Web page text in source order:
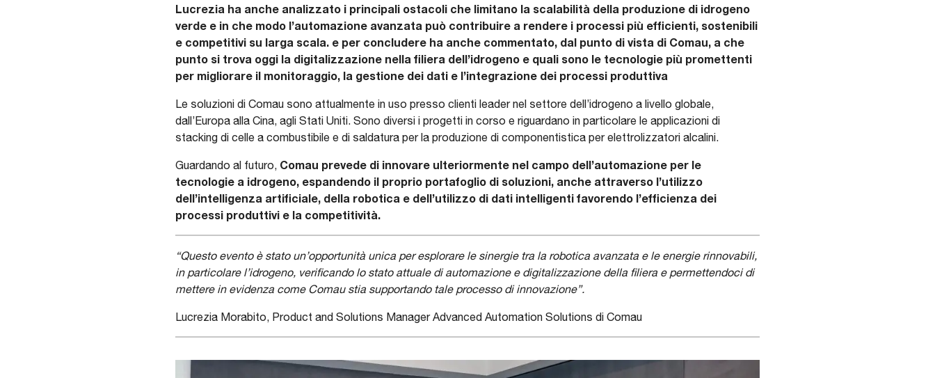
Lucrezia ha anche analizzato i principali ostacoli che limitano la scalabilità della produzione di idrogeno
verde e in che modo l’automazione avanzata può contribuire a rendere i processi più efficienti, sostenibili
e competitivi su larga scala. e per concludere ha anche commentato, dal punto di vista di Comau, a che
punto si trova oggi la digitalizzazione nella filiera dell’idrogeno e quali sono le tecnologie più promettenti
per migliorare il monitoraggio, la gestione dei dati e l’integrazione dei processi produttiva
Le soluzioni di Comau sono attualmente in uso presso clienti leader nel settore dell’idrogeno a livello globale,
dall’Europa alla Cina, agli Stati Uniti. Sono diversi i progetti in corso e riguardano in particolare le applicazioni di
stacking di celle a combustibile e di saldatura per la produzione di componentistica per elettrolizzatori alcalini.
Guardando al futuro, Comau prevede di innovare ulteriormente nel campo dell’automazione per le
tecnologie a idrogeno, espandendo il proprio portafoglio di soluzioni, anche attraverso l’utilizzo
dell’intelligenza artificiale, della robotica e dell’utilizzo di dati intelligenti favorendo l’efficienza dei
processi produttivi e la competitività.
“Questo evento è stato un’opportunità unica per esplorare le sinergie tra la robotica avanzata e le energie rinnovabili,
in particolare l’idrogeno, verificando lo stato attuale di automazione e digitalizzazione della filiera e permettendoci di
mettere in evidenza come Comau stia supportando tale processo di innovazione”.
Lucrezia Morabito, Product and Solutions Manager Advanced Automation Solutions di Comau